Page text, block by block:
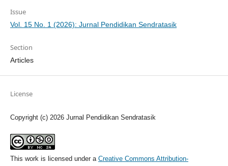
Issue
Vol. 15 No. 1 (2026): Jurnal Pendidikan Sendratasik
Section
Articles
License
Copyright (c) 2026 Jurnal Pendidikan Sendratasik
This work is licensed under a Creative Commons Attribution-